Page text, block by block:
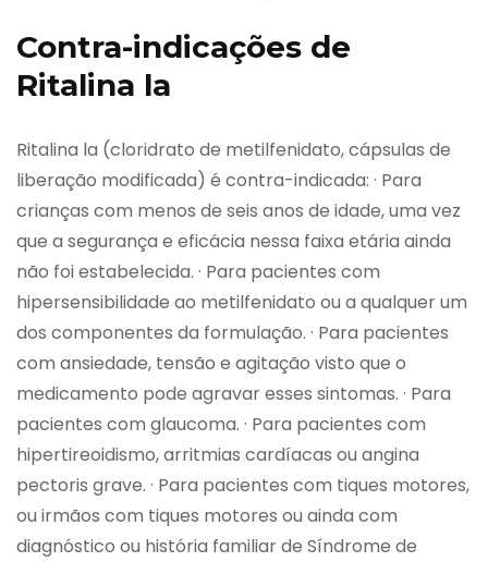
Contra-indicações de
Ritalina la
Ritalina la (cloridrato de metilfenidato, cápsulas de
liberação modificada) é contra-indicada: · Para
crianças com menos de seis anos de idade, uma vez
que a segurança e eficácia nessa faixa etária ainda
não foi estabelecida. · Para pacientes com
hipersensibilidade ao metilfenidato ou a qualquer um
dos componentes da formulação. · Para pacientes
com ansiedade, tensão e agitação visto que o
medicamento pode agravar esses sintomas. · Para
pacientes com glaucoma. · Para pacientes com
hipertireoidismo, arritmias cardíacas ou angina
pectoris grave. · Para pacientes com tiques motores,
ou irmãos com tiques motores ou ainda com
diagnóstico ou história familiar de Síndrome de